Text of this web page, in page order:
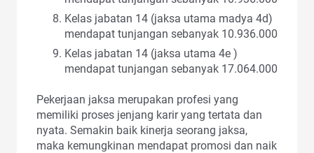
Kelas jabatan 14 (jaksa utama madya 4d)
mendapat tunjangan sebanyak 10.936.000
Kelas jabatan 14 (jaksa utama 4e )
mendapat tunjangan sebanyak 17.064.000
Pekerjaan jaksa merupakan profesi yang
memiliki proses jenjang karir yang tertata dan
nyata. Semakin baik kinerja seorang jaksa,
maka kemungkinan mendapat promosi dan naik